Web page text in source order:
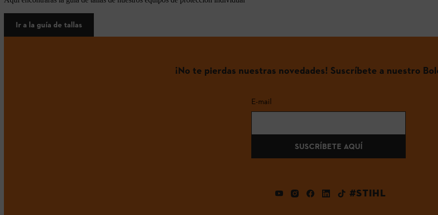
Ir a la guía de tallas
¡No te pierdas nuestras novedades! Suscríbete a nuestro
E-mail
SUSCRÍBETE AQUÍ
#STIHL